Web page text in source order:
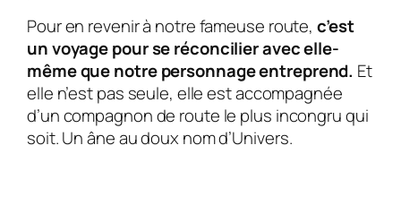
Pour en revenir à notre fameuse route, c’est
un voyage pour se réconcilier avec elle-
même que notre personnage entreprend. Et
elle n’est pas seule, elle est accompagnée
d’un compagnon de route le plus incongru qui
soit. Un âne au doux nom d’Univers.